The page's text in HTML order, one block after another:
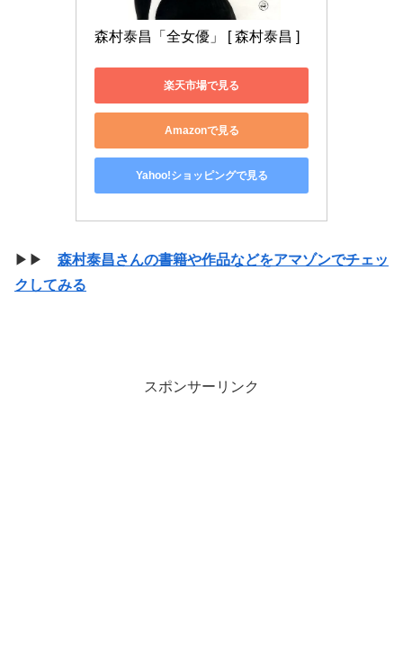
森村泰昌「全女優」 [ 森村泰昌 ]
楽天市場で見る
Amazonで見る
Yahoo!ショッピングで見る
▶▶ 森村泰昌さんの書籍や作品などをアマゾンでチェッ
クしてみる
スポンサーリンク